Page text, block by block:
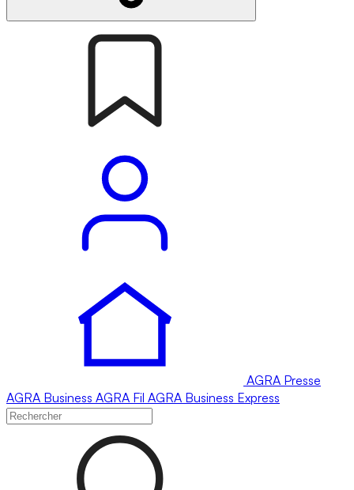
AGRA Presse
AGRA Business AGRA Fil AGRA Business Express